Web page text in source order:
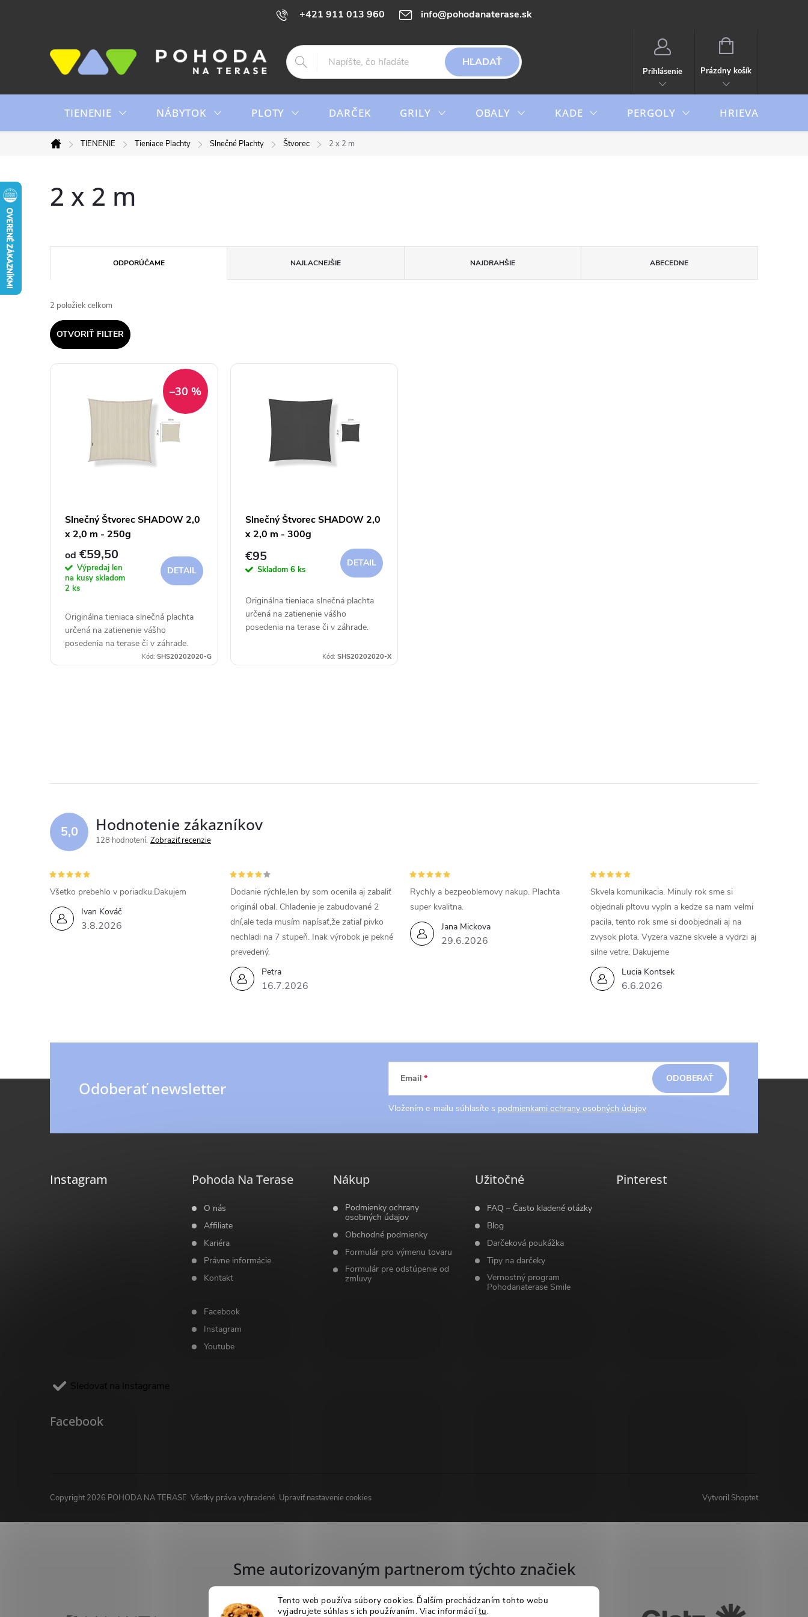
Tento web používa súbory cookies. Ďalším prechádzaním tohto webu
vyjadrujete súhlas s ich používaním. Viac informáciítu.
+421 911 013 960 info@pohodanaterase.sk
HĽADAŤ
Prihlásenie
NÁKUPNÝ
Prázdny košík
TIENENIE NÁBYTOK PLOTY DARČEK GRILY OBALY KADE PERGOLY HRIEVAČE
Domov
TIENENIE Tieniace Plachty Slnečné Plachty Štvorec 2 x 2 m
2 x 2 m
a
d
e
ODPORÚČAME NAJLACNEJŠIE NAJDRAHŠIE ABECEDNE
2 položiek celkom
OTVORIŤ FILTER
V
–30 %
Slnečný Štvorec SHADOW 2,0
x 2,0 m - 250g
od €59,50
Výpredaj len
na kusy skladom
2 ks
DETAIL
Originálna tieniaca slnečná plachta
určená na zatienenie vášho
posedenia na terase či v záhrade.
Kód: SHS20202020-G
Slnečný Štvorec SHADOW 2,0
x 2,0 m - 300g
€95
Skladom 6 ks
DETAIL
Originálna tieniaca slnečná plachta
určená na zatienenie vášho
posedenia na terase či v záhrade.
Kód: SHS20202020-X
d
a
c
i
e
p
ý
i
u
5,0 Hodnotenie zákazníkov
128 hodnotení Zobraziť recenzie
Ivan Kováč
3.8.2026
Všetko prebehlo v poriadku.Dakujem
Petra
16.7.2026
Dodanie rýchle,len by som ocenila aj zabaliť
originál obal. Chladenie je zabudované 2
dní,ale teda musím napísať,že zatiaľ pivko
nechladi na 7 stupeň. Inak výrobok je pekné
prevedený.
Jana Mickova
29.6.2026
Rychly a bezpeoblemovy nakup. Plachta
super kvalitna.
Lucia Kontsek
6.6.2026
Skvela komunikacia. Minuly rok sme si
objednali pltovu vypln a kedze sa nam velmi
pacila, tento rok sme si doobjednali aj na
zvysok plota. Vyzera vazne skvele a vydrzi aj
silne vetre. Dakujeme
Odoberať newsletter Email
Vložením e-mailu súhlasíte s podmienkami ochrany osobných údajov
ODOBERAŤ
Instagram
Sledovať na Instagrame
Pohoda Na Terase
O nás
Affiliate
Kariéra
Právne informácie
Kontakt
Facebook
Instagram
Youtube
Nákup
Podmienky ochrany
osobných údajov
Obchodné podmienky
Formulár pro výmenu tovaru
Formulár pre odstúpenie od
zmluvy
Užitočné
FAQ – Často kladené otázky
Blog
Darčeková poukážka
Tipy na darčeky
Vernostný program
Pohodanaterase Smile
Pinterest
Facebook
Vytvoril Shoptet
Copyright 2026 POHODA NA TERASE. Všetky práva vyhradené. Upraviť nastavenie cookies
Sme autorizovaným partnerom týchto značiek